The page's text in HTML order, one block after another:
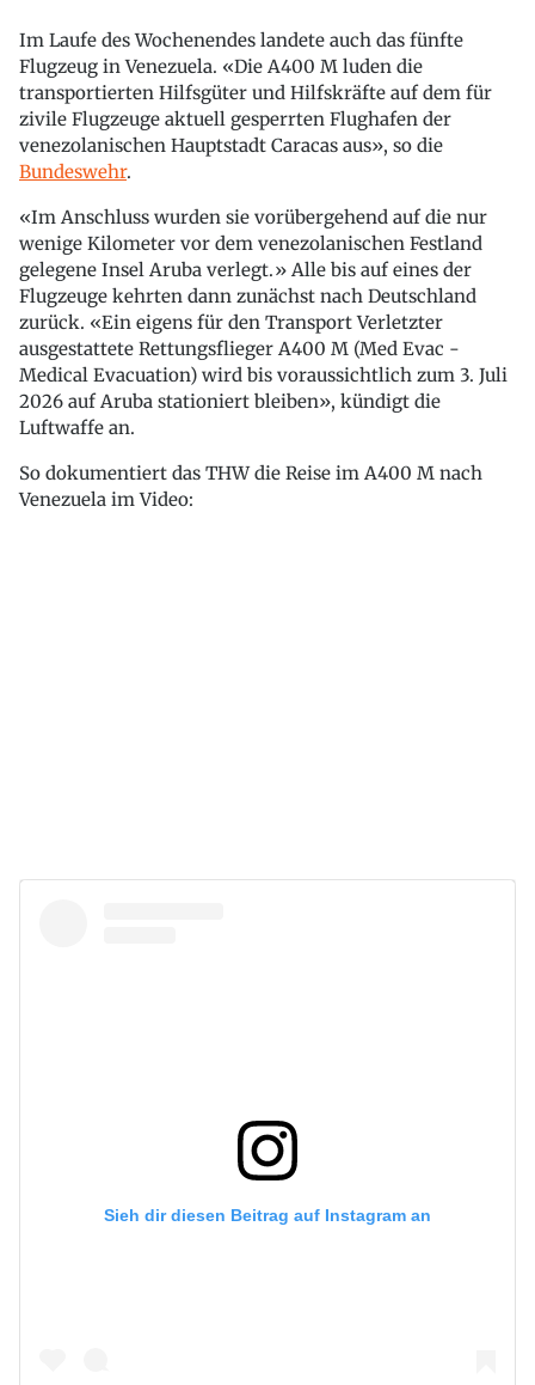
Im Laufe des Wochenendes landete auch das fünfte
Flugzeug in Venezuela. «Die A400 M luden die
transportierten Hilfsgüter und Hilfskräfte auf dem für
zivile Flugzeuge aktuell gesperrten Flughafen der
venezolanischen Hauptstadt Caracas aus», so die
Bundeswehr.
«Im Anschluss wurden sie vorübergehend auf die nur
wenige Kilometer vor dem venezolanischen Festland
gelegene Insel Aruba verlegt.» Alle bis auf eines der
Flugzeuge kehrten dann zunächst nach Deutschland
zurück. «Ein eigens für den Transport Verletzter
ausgestattete Rettungsflieger A400 M (Med Evac -
Medical Evacuation) wird bis voraussichtlich zum 3. Juli
2026 auf Aruba stationiert bleiben», kündigt die
Luftwaffe an.
So dokumentiert das THW die Reise im A400 M nach
Venezuela im Video: